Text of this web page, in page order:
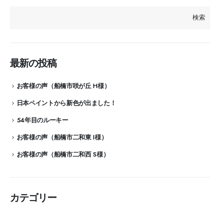
検索
最新の投稿
お客様の声（船橋市咲が丘 H様）
日本ペイントから新色が出ました！
54年目のルーキー
お客様の声（船橋市二和東 I様）
お客様の声（船橋市二和西 S様）
カテゴリー